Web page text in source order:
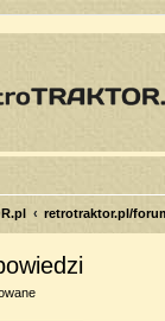
retrotraktor.pl/